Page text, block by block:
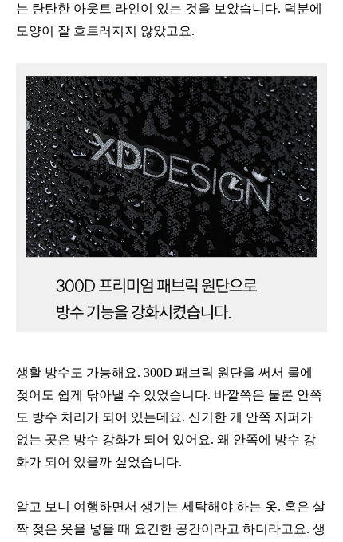
는 탄탄한 아웃트 라인이 있는 것을 보았습니다. 덕분에
모양이 잘 흐트러지지 않았고요.
생활 방수도 가능해요. 300D 패브릭 원단을 써서 물에
젖어도 쉽게 닦아낼 수 있었습니다. 바깥쪽은 물론 안쪽
도 방수 처리가 되어 있는데요. 신기한 게 안쪽 지퍼가
없는 곳은 방수 강화가 되어 있어요. 왜 안쪽에 방수 강
화가 되어 있을까 싶었습니다.
알고 보니 여행하면서 생기는 세탁해야 하는 옷. 혹은 살
짝 젖은 옷을 넣을 때 요긴한 공간이라고 하더라고요. 생